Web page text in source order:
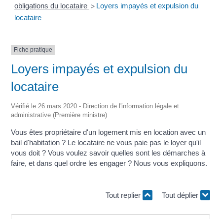
obligations du locataire > Loyers impayés et expulsion du
locataire
Fiche pratique
Loyers impayés et expulsion du
locataire
Vérifié le 26 mars 2020 - Direction de l'information légale et
administrative (Première ministre)
Vous êtes propriétaire d'un logement mis en location avec un
bail d'habitation ? Le locataire ne vous paie pas le loyer qu'il
vous doit ? Vous voulez savoir quelles sont les démarches à
faire, et dans quel ordre les engager ? Nous vous expliquons.
Tout replier Tout déplier